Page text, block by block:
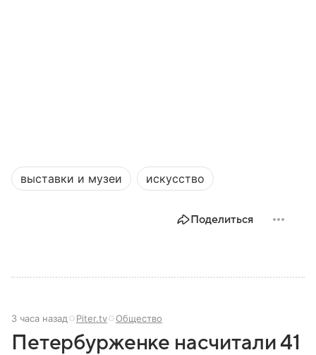
выставки и музеи искусство
Поделиться
3 часа назад Piter.tv Общество
Петербурженке насчитали 41